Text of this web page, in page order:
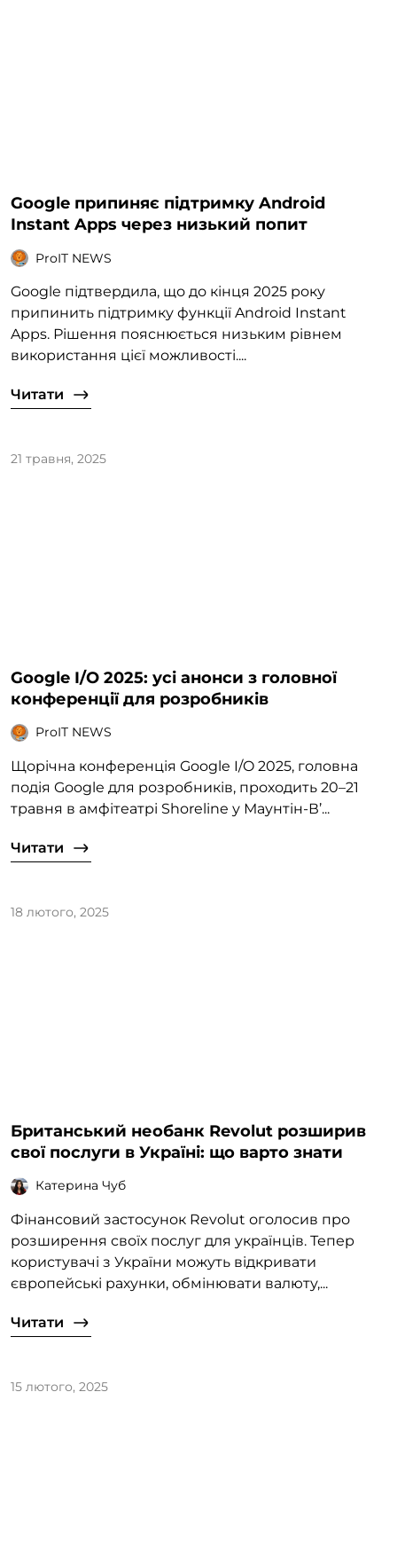
Google припиняє підтримку Android
Instant Apps через низький попит
ProIT NEWS
Google підтвердила, що до кінця 2025 року
припинить підтримку функції Android Instant
Apps. Рішення пояснюється низьким рівнем
використання цієї можливості....
Читати
21 травня, 2025
Google I/O 2025: усі анонси з головної
конференції для розробників
ProIT NEWS
Щорічна конференція Google I/O 2025, головна
подія Google для розробників, проходить 20–21
травня в амфітеатрі Shoreline у Маунтін-В’...
Читати
18 лютого, 2025
Британський необанк Revolut розширив
свої послуги в Україні: що варто знати
Катерина Чуб
Фінансовий застосунок Revolut оголосив про
розширення своїх послуг для українців. Тепер
користувачі з України можуть відкривати
європейські рахунки, обмінювати валюту,...
Читати
15 лютого, 2025